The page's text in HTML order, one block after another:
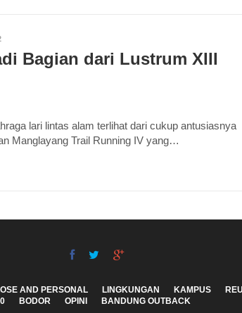
Bagian dari Lustrum XIII
lari lintas alam terlihat dari cukup antusiasnya
Manglayang Trail Running IV yang…
AND PERSONAL LINGKUNGAN KAMPUS
BODOR OPINI BANDUNG OUTBACK